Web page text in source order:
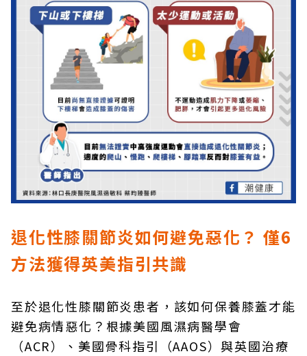
退化性膝關節炎如何避免惡化？ 僅6
方法獲得英美指引共識
至於退化性膝關節炎患者，該如何保養膝蓋才能
避免病情惡化？根據美國風濕病醫學會
（ACR）、美國骨科指引（AAOS）與英國治療